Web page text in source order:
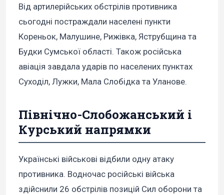
Від артилерійських обстрілів противника
сьогодні постраждали населені пункти
Кореньок, Малушине, Рижівка, Яструбщина та
Будки Сумської області. Також російська
авіація завдала ударів по населених пунктах
Суходіл, Лужки, Мала Слобідка та Уланове.
Північно-Слобожанський і
Курський напрямки
Українські військові відбили одну атаку
противника. Водночас російські війська
здійснили 26 обстрілів позицій Сил оборони та